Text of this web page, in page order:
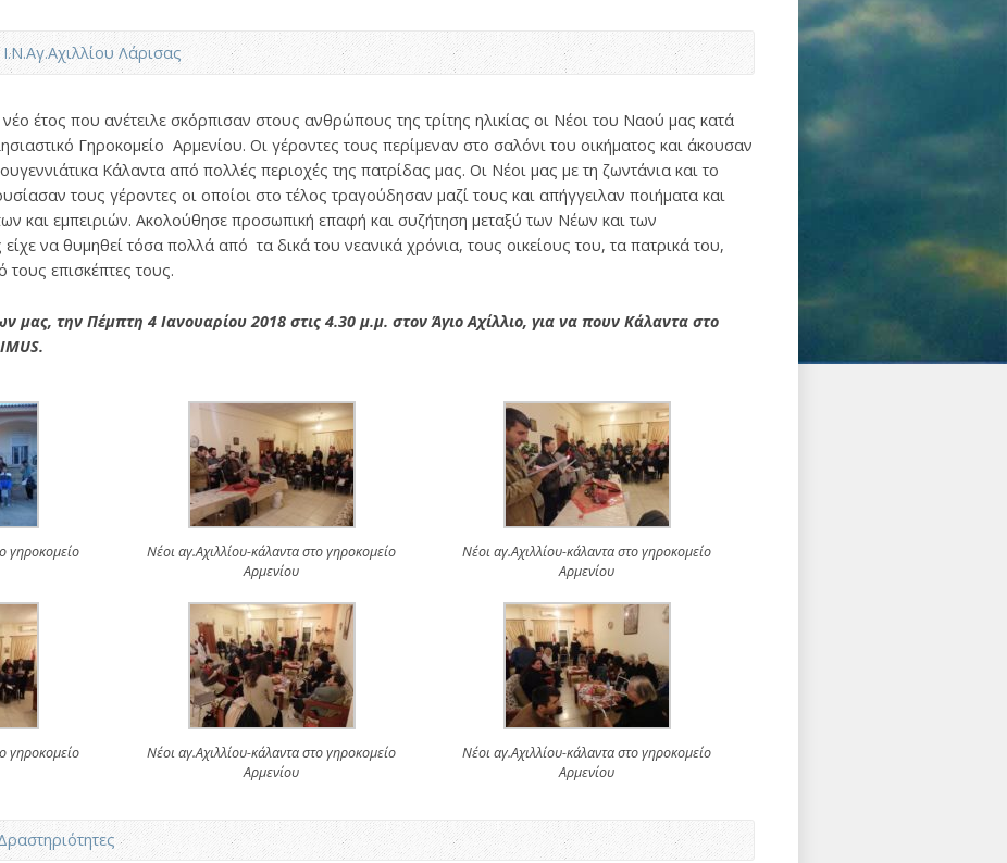
Ι.Ν.Αγ.Αχιλλίου Λάρισας
έτος που ανέτειλε σκόρπισαν στους ανθρώπους της τρίτης ηλικίας οι Νέοι του Ναού μας κατά
Γηροκομείο Αρμενίου. Οι γέροντες τους περίμεναν στο σαλόνι του οικήματος και άκουσαν
Κάλαντα από πολλές περιοχές της πατρίδας μας. Οι Νέοι μας με τη ζωντάνια και το
τους γέροντες οι οποίοι στο τέλος τραγούδησαν μαζί τους και απήγγειλαν ποιήματα και
και εμπειριών. Ακολούθησε προσωπική επαφή και συζήτηση μεταξύ των Νέων και των
να θυμηθεί τόσα πολλά από τα δικά του νεανικά χρόνια, τους οικείους του, τα πατρικά του,
επισκέπτες τους.
μας, την Πέμπτη 4 Ιανουαρίου 2018 στις 4.30 μ.μ. στον Άγιο Αχίλλιο, για να πουν Κάλαντα στο
γηροκομείο
Νέοι αγ.Αχιλλίου-κάλαντα στο γηροκομείο
Αρμενίου
Νέοι αγ.Αχιλλίου-κάλαντα στο γηροκομείο
Αρμενίου
γηροκομείο
Νέοι αγ.Αχιλλίου-κάλαντα στο γηροκομείο
Αρμενίου
Νέοι αγ.Αχιλλίου-κάλαντα στο γηροκομείο
Αρμενίου